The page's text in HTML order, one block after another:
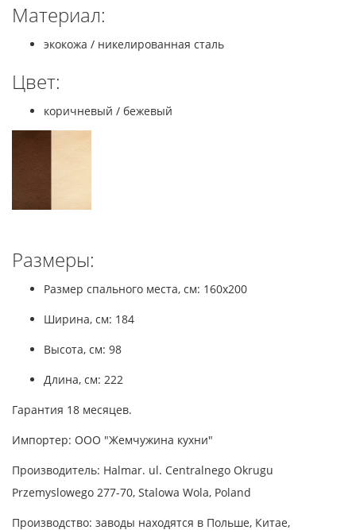
Материал:
экокожа / никелированная сталь
Цвет:
коричневый / бежевый
Размеры:
Размер спального места, см: 160x200
Ширина, см: 184
Высота, см: 98
Длина, см: 222
Гарантия 18 месяцев.
Импортер: ООО "Жемчужина кухни"
Производитель: Halmar. ul. Centralnego Okrugu
Przemyslowego 277-70, Stalowa Wola, Poland
Производство: заводы находятся в Польше, Китае,